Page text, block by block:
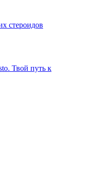
стероидов